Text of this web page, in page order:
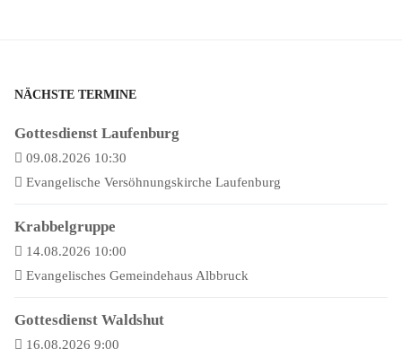
NÄCHSTE TERMINE
Gottesdienst Laufenburg
09.08.2026 10:30
Evangelische Versöhnungskirche Laufenburg
Krabbelgruppe
14.08.2026 10:00
Evangelisches Gemeindehaus Albbruck
Gottesdienst Waldshut
16.08.2026 9:00